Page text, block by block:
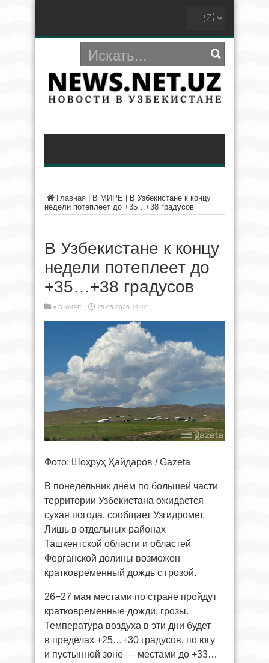
Главная В МИРЕ
В Узбекистане к концу
недели потеплеет до +35…+38 градусов
В Узбекистане к концу
недели потеплеет до
+35…+38 градусов
в В МИРЕ 25.05.2026 19:10
Фото: Шоҳруҳ Ҳайдаров / Gazeta
В понедельник днём по большей части
территории Узбекистана ожидается
сухая погода, сообщает Узгидромет.
Лишь в отдельных районах
Ташкентской области и областей
Ферганской долины возможен
кратковременный дождь с грозой.
26−27 мая местами по стране пройдут
кратковременные дожди, грозы.
Температура воздуха в эти дни будет
в пределах +25…+30 градусов, по югу
и пустынной зоне — местами до +33…